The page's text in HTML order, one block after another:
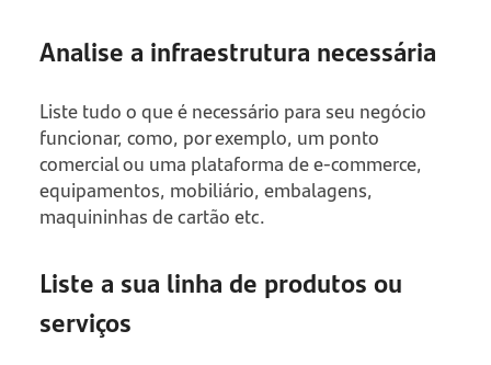
Analise a infraestrutura necessária
Liste tudo o que é necessário para seu negócio
funcionar, como, por exemplo, um ponto
comercial ou uma plataforma de e-commerce,
equipamentos, mobiliário, embalagens,
maquininhas de cartão etc.
Liste a sua linha de produtos ou
serviços